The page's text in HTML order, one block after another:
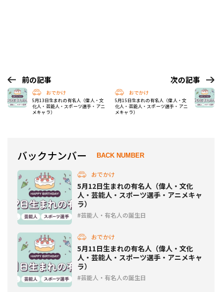
前の記事
おでかけ
5月13日生まれの有名人（偉人・文
化人・芸能人・スポーツ選手・アニ
メキャラ）
次の記事
おでかけ
5月15日生まれの有名人（偉人・文
化人・芸能人・スポーツ選手・アニ
メキャラ）
バックナンバー BACK NUMBER
おでかけ
5月12日生まれの有名人（偉人・文化
人・芸能人・スポーツ選手・アニメキャ
ラ）
芸能人・有名人の誕生日
おでかけ
5月11日生まれの有名人（偉人・文化
人・芸能人・スポーツ選手・アニメキャ
ラ）
芸能人・有名人の誕生日